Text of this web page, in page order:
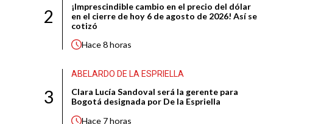
2
¡Imprescindible cambio en el precio del dólar
en el cierre de hoy 6 de agosto de 2026! Así se
cotizó
Hace8 horas
3
ABELARDO DE LA ESPRIELLA
Clara Lucía Sandoval será la gerente para
Bogotá designada por De la Espriella
Hace 7 horas